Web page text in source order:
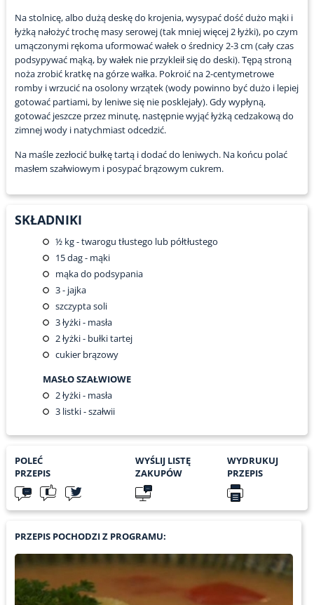
Na stolnicę, albo dużą deskę do krojenia, wysypać dość dużo mąki i
łyżką nałożyć trochę masy serowej (tak mniej więcej 2 łyżki), po czym
umączonymi rękoma uformować wałek o średnicy 2-3 cm (cały czas
podsypywać mąką, by wałek nie przykleił się do deski). Tępą stroną
noża zrobić kratkę na górze wałka. Pokroić na 2-centymetrowe
romby i wrzucić na osolony wrzątek (wody powinno być dużo i lepiej
gotować partiami, by leniwe się nie posklejały). Gdy wypłyną,
gotować jeszcze przez minutę, następnie wyjąć łyżką cedzakową do
zimnej wody i natychmiast odcedzić.
Na maśle zezłocić bułkę tartą i dodać do leniwych. Na końcu polać
masłem szałwiowym i posypać brązowym cukrem.
SKŁADNIKI
½kg - twarogu tłustego lub półtłustego
15dag - mąki
mąka do podsypania
3- jajka
szczypta soli
3łyżki - masła
2łyżki - bułki tartej
cukier brązowy
MASŁO SZAŁWIOWE
2łyżki - masła
3listki - szałwii
POLEĆ
PRZEPIS
WYŚLIJ LISTĘ
ZAKUPÓW
WYDRUKUJ
PRZEPIS
PRZEPIS POCHODZI Z PROGRAMU: